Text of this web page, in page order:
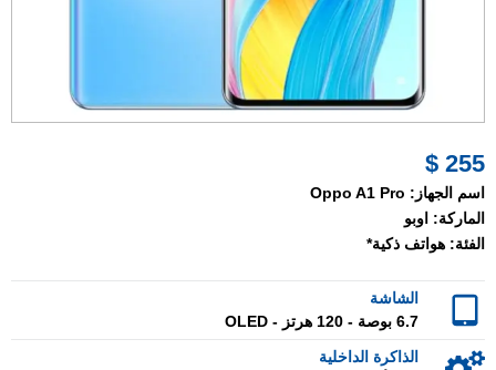
255 $
اسم الجهاز: Oppo A1 Pro
الماركة: اوبو
الفئة: هواتف ذكية*
الشاشة
6.7 بوصة - 120 هرتز - OLED
الذاكرة الداخلية